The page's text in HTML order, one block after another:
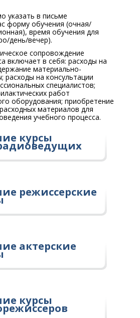
указать в письме
форму обучения (очная/
время обучения для
день/вечер).
сопровождение
включает в себя: расходы на
материально-
расходы на консультации
специалистов;
работ
оборудования; приобретение
материалов для
учебного процесса.
курсы
режиссерские
актерские
курсы